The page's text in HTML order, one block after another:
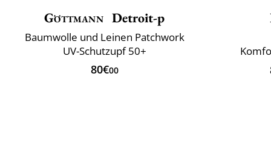
Göttmann Detroit-p
Baumwolle und Leinen Patchwork
UV-Schutzupf 50+
80€00